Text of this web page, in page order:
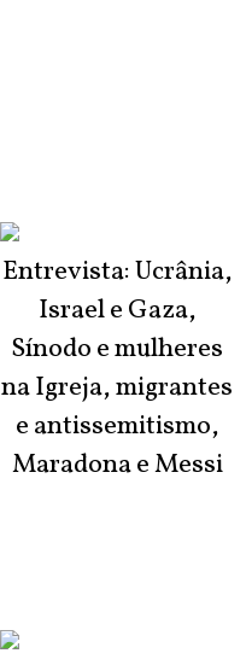
Entrevista: Ucrânia,
Israel e Gaza,
Sínodo e mulheres
na Igreja, migrantes
e antissemitismo,
Maradona e Messi